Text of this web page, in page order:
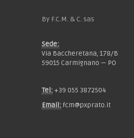
By F.C.M. & C. sas
Sede:
Via Baccheretana, 178/B
59015 Carmignano — PO
Tel: +39 055 3872504
Email: fcm@pxprato.it